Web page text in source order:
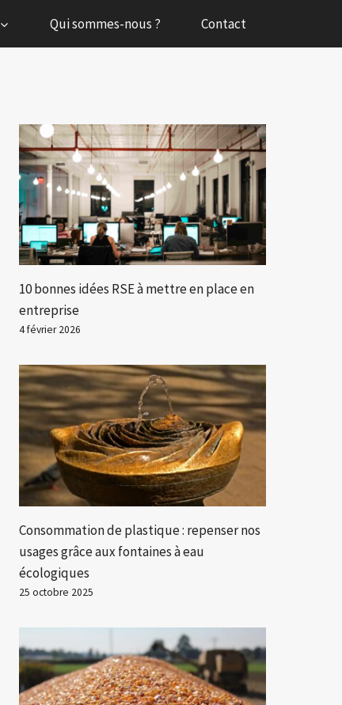
Qui sommes-nous ? Contact
10 bonnes idées RSE à mettre en place en
entreprise
4 février 2026
Consommation de plastique : repenser nos
usages grâce aux fontaines à eau
écologiques
25 octobre 2025